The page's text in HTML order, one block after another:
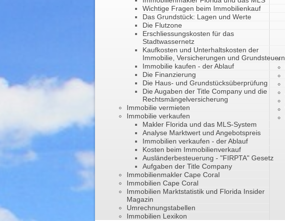
Wichtige Fragen beim Immobilienkauf
Das Grundstück: Lagen und Werte
Die Flutzone
Erschliessungskosten für das
Stadtwassernetz
Kaufkosten und Unterhaltskosten der
Immobilie, Versicherungen und Grundsteuern
Immobilie kaufen - der Ablauf
Die Finanzierung
Die Haus- und Grundstücksüberprüfung
Die Augaben der Title Company und die
Rechtsmängelversicherung
Immobilie vermieten
Immobilie verkaufen
Makler Florida und das MLS-System
Analyse Marktwert und Angebotspreis
Immobilien verkaufen - der Ablauf
Kosten beim Immobilienverkauf
Ausländerbesteuerung - "FIRPTA" Gesetz
Aufgaben der Title Company
Immobilienmakler Cape Coral
Immobilien Cape Coral
Immobilien Marktstatistik und Florida Insider
Magazin
Umrechnungstabellen
Immobilien Lexikon